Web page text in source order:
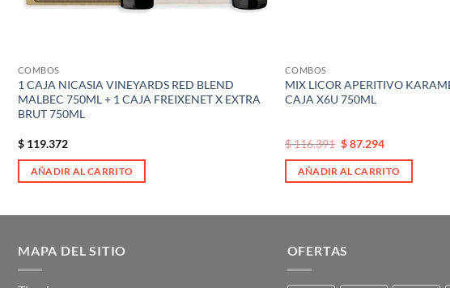
COMBOS
1 CAJA NICASIA VINEYARDS RED BLEND
MALBEC 750ML + 1 CAJA FREIXENET X EXTRA
BRUT 750ML
$119.372
AÑADIR AL CARRITO
COMBOS
MIX LICOR APERITIVO
CAJA X6U 750ML
El
original
era:
$116.391 El
actual
es:
$87.294
AÑADIR AL CARRITO
MAPA DEL SITIO OFERTAS